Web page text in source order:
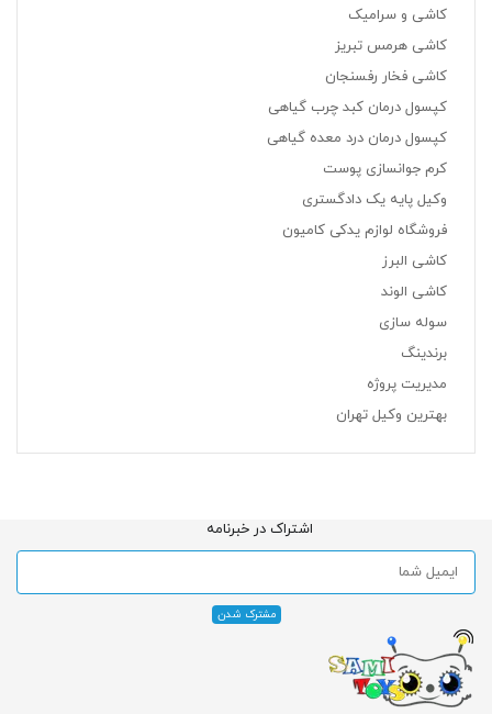
کاشی و سرامیک
کاشی هرمس تبریز
کاشی فخار رفسنجان
کپسول درمان کبد چرب گیاهی
کپسول درمان درد معده گیاهی
کرم جوانسازی پوست
وکیل پایه یک دادگستری
فروشگاه لوازم یدکی کامیون
کاشی البرز
کاشی الوند
سوله سازی
برندینگ
مدیریت پروژه
بهترین وکیل تهران
اشتراک در خبرنامه